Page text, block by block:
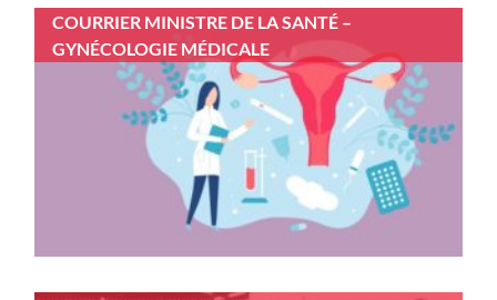
COURRIER MINISTRE DE LA SANTÉ –
GYNÉCOLOGIE MÉDICALE